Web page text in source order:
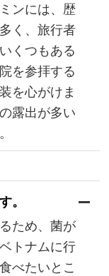
ンには、歴
く、旅行者
くつもある
を参拝する
を心がけま
露出が多い
。
ため、菌が
トナムに行
べたいとこ